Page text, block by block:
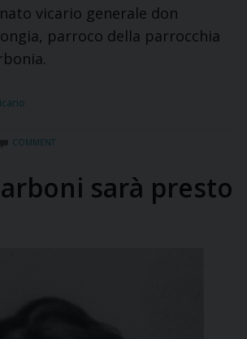
vicario generale don
parroco della parrocchia
COMMENT
sarà presto